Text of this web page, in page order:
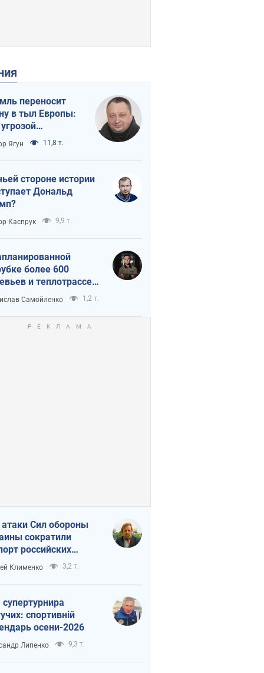
переносит
в тыл Европы:
Ягун 11,8 т.
стороне истории
Дональд
Каспрук 9,9 т.
более 600
и теплотрассе:
на
в Киеве
Самойленко 1,2 т.
атаки Сил обороны
сократили
российских
Клименко 3,2 т.
спортивній
осени-2026
Липенко 9,3 т.